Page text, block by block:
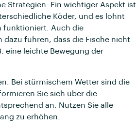
Strategien. Ein wichtiger Aspekt ist
Köder, und es lohnt
funktioniert. Auch die
dazu führen, dass die Fische nicht
eine leichte Bewegung der
Bei stürmischem Wetter sind die
Sie sich über die
an. Nutzen Sie alle
zu erhöhen.